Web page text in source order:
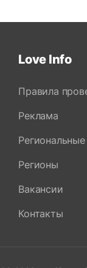
Love Info
Правила
Реклама
Регионы
Вакансии
Контакты